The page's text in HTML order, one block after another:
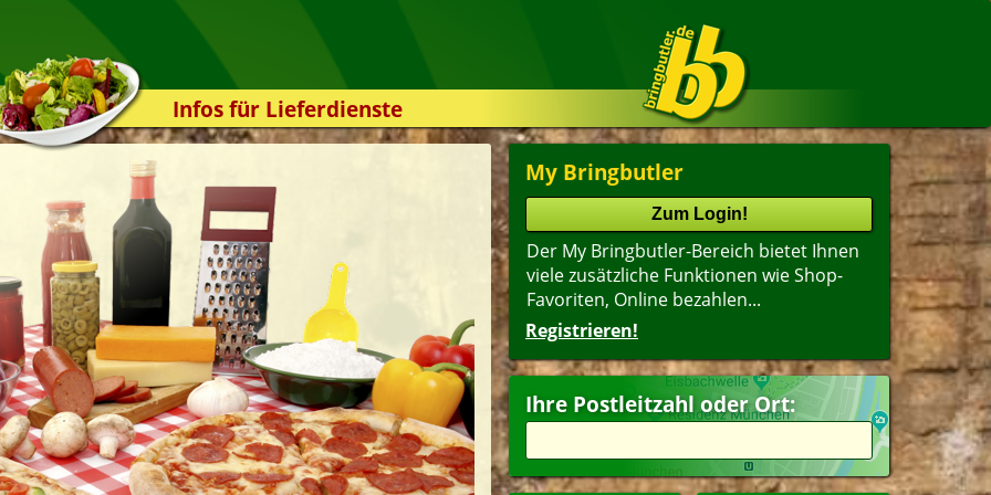
Infos für Lieferdienste
Kassensystem
Zuverlässigkeit
Sicherheit
Der Online-Shop
Das Bestellsystem
Der Bestellvorgang
Übertragung
Testshop
Styles
Kontakt
My Bringbutler
Der My Bringbutler-Bereich bietet Ihnen
viele zusätzliche Funktionen wie Shop-
Favoriten, Online bezahlen...
Registrieren!
Ihre Postleitzahl oder Ort: